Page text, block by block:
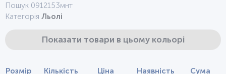
Пошук 0912153мнт
Категорія Льолі
Показати товари в цьому кольорі
Розмір Кількість Ціна Наявність Сума